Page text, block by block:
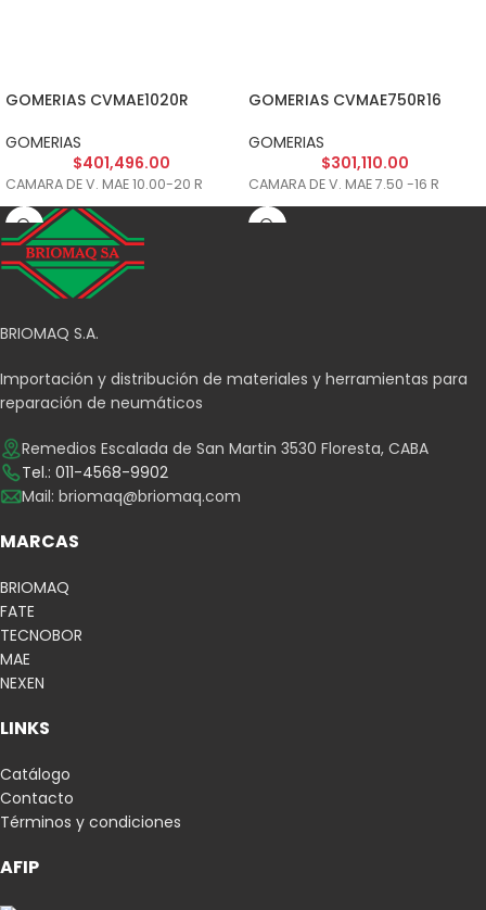
GOMERIAS CVMAE1020R
GOMERIAS
$401,496.00
CAMARA DE V. MAE 10.00-20 R
GOMERIAS CVMAE750R16
GOMERIAS
$301,110.00
CAMARA DE V. MAE 7.50 -16 R
BRIOMAQ S.A.
Importación y distribución de materiales y herramientas para
reparación de neumáticos
Remedios Escalada de San Martin 3530 Floresta, CABA
Tel.: 011-4568-9902
Mail: briomaq@briomaq.com
MARCAS
BRIOMAQ
FATE
TECNOBOR
MAE
NEXEN
LINKS
Catálogo
Contacto
Términos y condiciones
AFIP